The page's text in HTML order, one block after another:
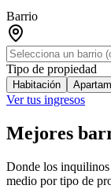
Barrio
Tipo de propiedad
Habitación
Ver tus ingresos
Mejores
Donde los inquilinos
medio por tipo de